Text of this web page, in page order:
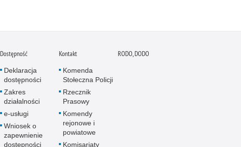
Dostępność
Deklaracja
dostępności
Zakres
działalności
e-usługi
Wniosek o
zapewnienie
dostępności
Kontakt
Komenda
Stołeczna Policji
Rzecznik
Prasowy
Komendy
rejonowe i
powiatowe
Komisariaty
RODO, DODO